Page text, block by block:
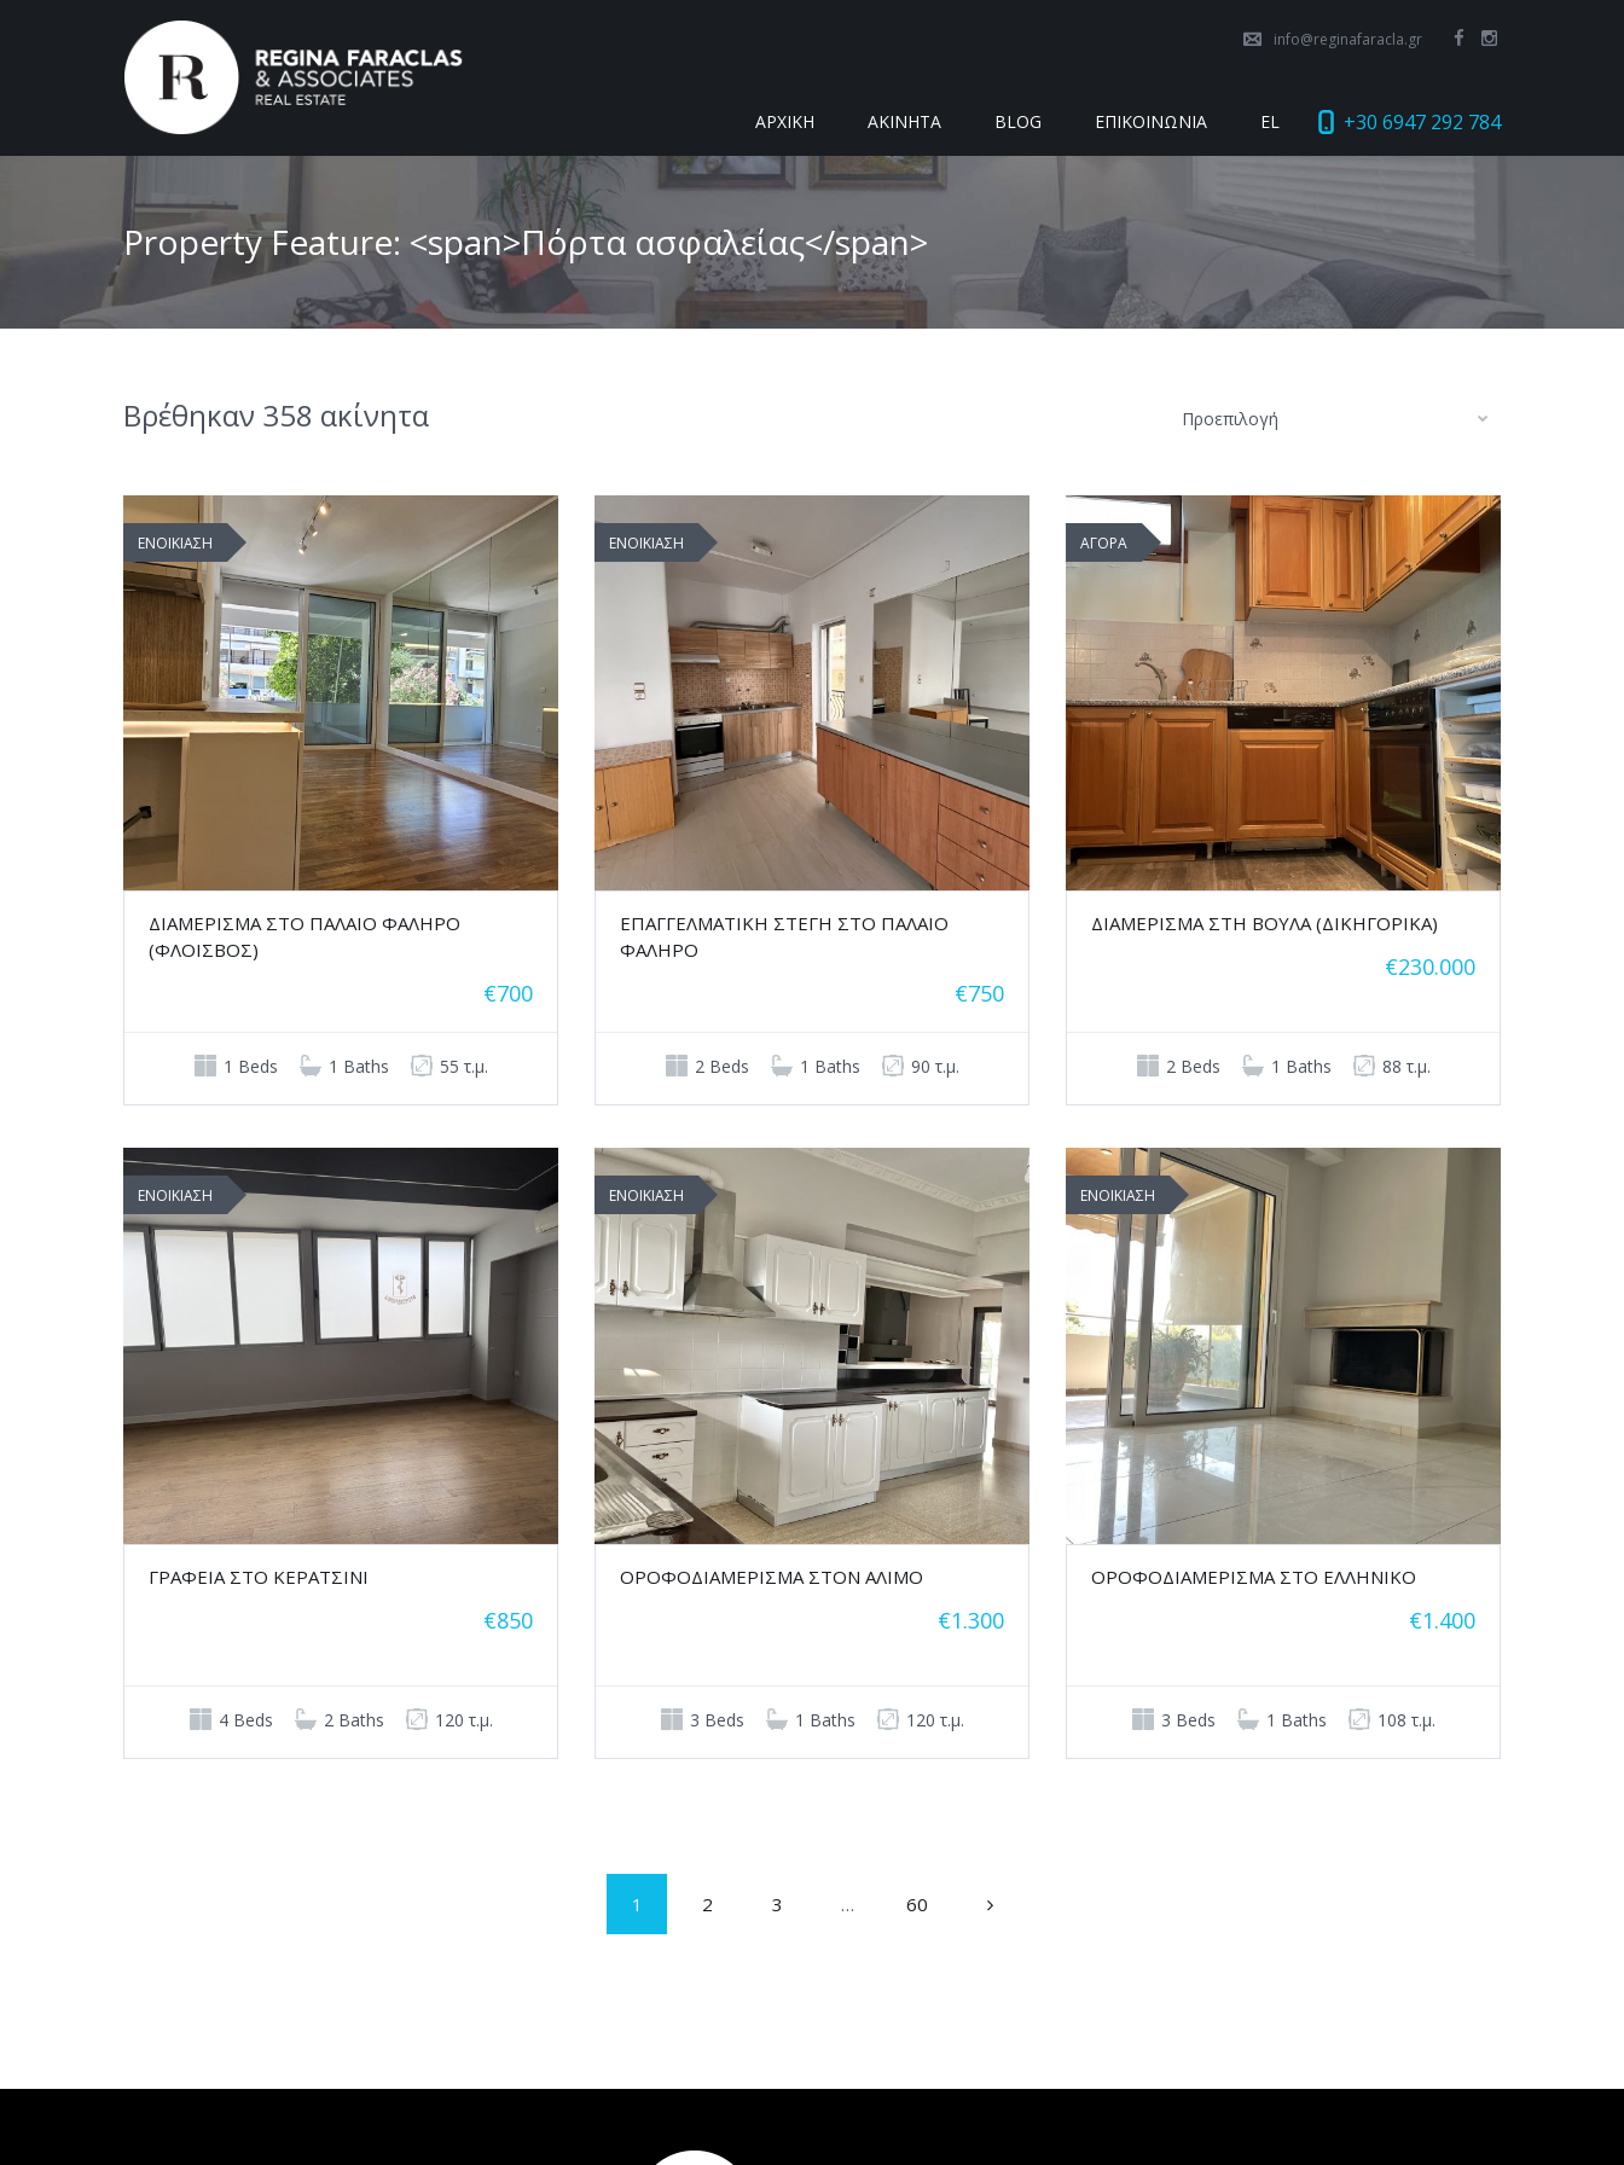
info@reginafaracla.gr
+30 6947 292 784
ΑΡΧΙΚΗ ΑΚΙΝΗΤΑ BLOG ΕΠΙΚΟΙΝΩΝΙΑ EL
Property Feature: <span>Πόρτα ασφαλείας</span>
Βρέθηκαν 358 ακίνητα Προεπιλογή
ΕΝΟΙΚΙΑΣΗ
ΔΙΑΜΕΡΙΣΜΑ ΣΤΟ ΠΑΛΑΙΟ ΦΑΛΗΡΟ
(ΦΛΟΙΣΒΟΣ)
€700
1 Beds 1 Baths 55 τ.μ.
ΕΝΟΙΚΙΑΣΗ
ΕΠΑΓΓΕΛΜΑΤΙΚΗ ΣΤΕΓΗ ΣΤΟ ΠΑΛΑΙΟ
ΦΑΛΗΡΟ
€750
2 Beds 1 Baths 90 τ.μ.
ΑΓΟΡΑ
ΔΙΑΜΕΡΙΣΜΑ ΣΤΗ ΒΟΥΛΑ (ΔΙΚΗΓΟΡΙΚΑ)
€230.000
2 Beds 1 Baths 88 τ.μ.
ΕΝΟΙΚΙΑΣΗ
ΓΡΑΦΕΙΑ ΣΤΟ ΚΕΡΑΤΣΙΝΙ
€850
4 Beds 2 Baths 120 τ.μ.
ΕΝΟΙΚΙΑΣΗ
ΟΡΟΦΟΔΙΑΜΕΡΙΣΜΑ ΣΤΟΝ ΑΛΙΜΟ
€1.300
3 Beds 1 Baths 120 τ.μ.
ΕΝΟΙΚΙΑΣΗ
ΟΡΟΦΟΔΙΑΜΕΡΙΣΜΑ ΣΤΟ ΕΛΛΗΝΙΚΟ
€1.400
3 Beds 1 Baths 108 τ.μ.
1 2 3 … 60